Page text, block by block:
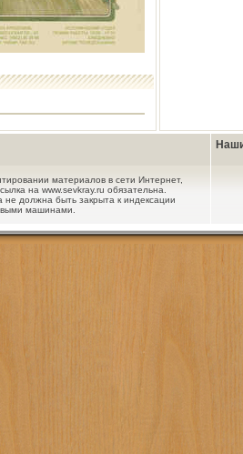
материалов в сети Интернет,
на www.sevkray.ru обязательна.
не должна быть закрыта к индексации
машинами.